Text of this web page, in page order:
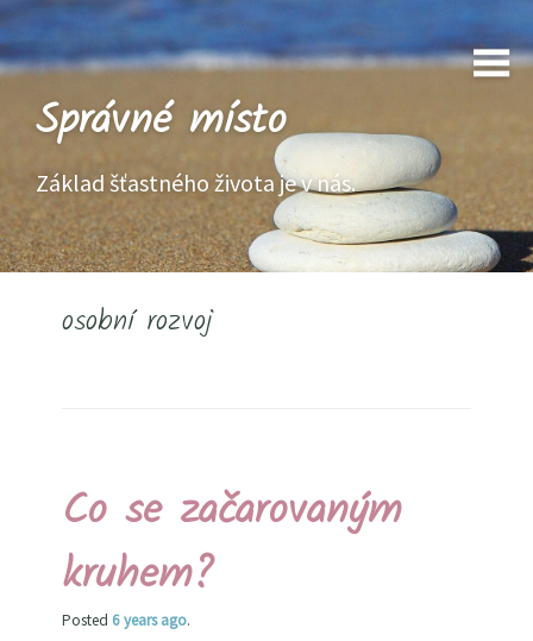
Správné místo
Základ šťastného života je v nás.
osobní rozvoj
Co se začarovaným
kruhem?
Posted 6 yearsago.